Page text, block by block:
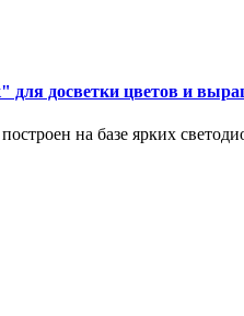
досветки цветов и
на базе ярких